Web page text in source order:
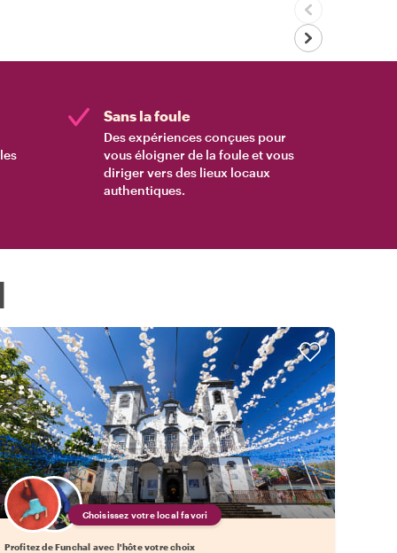
Sans la foule
Des expériences conçues pour
vous éloigner de la foule et vous
diriger vers des lieux locaux
authentiques.
Choisissez votre local favori
Profitez de Funchal avec l'hôte votre choix